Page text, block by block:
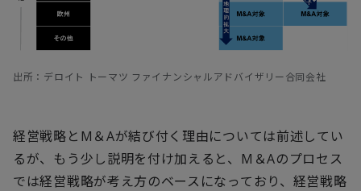
出所：デロイト トーマツ ファイナンシャルアドバイザリー合同会社
経営戦略とM＆Aが結び付く理由については前述してい
るが、もう少し説明を付け加えると、M＆Aのプロセス
では経営戦略が考え方のベースになっており、経営戦略